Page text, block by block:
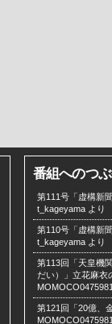
番組へのつ
第111号「虚構新
t_kageyama より
第110号「虚構新
t_kageyama より
第113回「天皇機
だい）」立花麻衣
第121回「20億、